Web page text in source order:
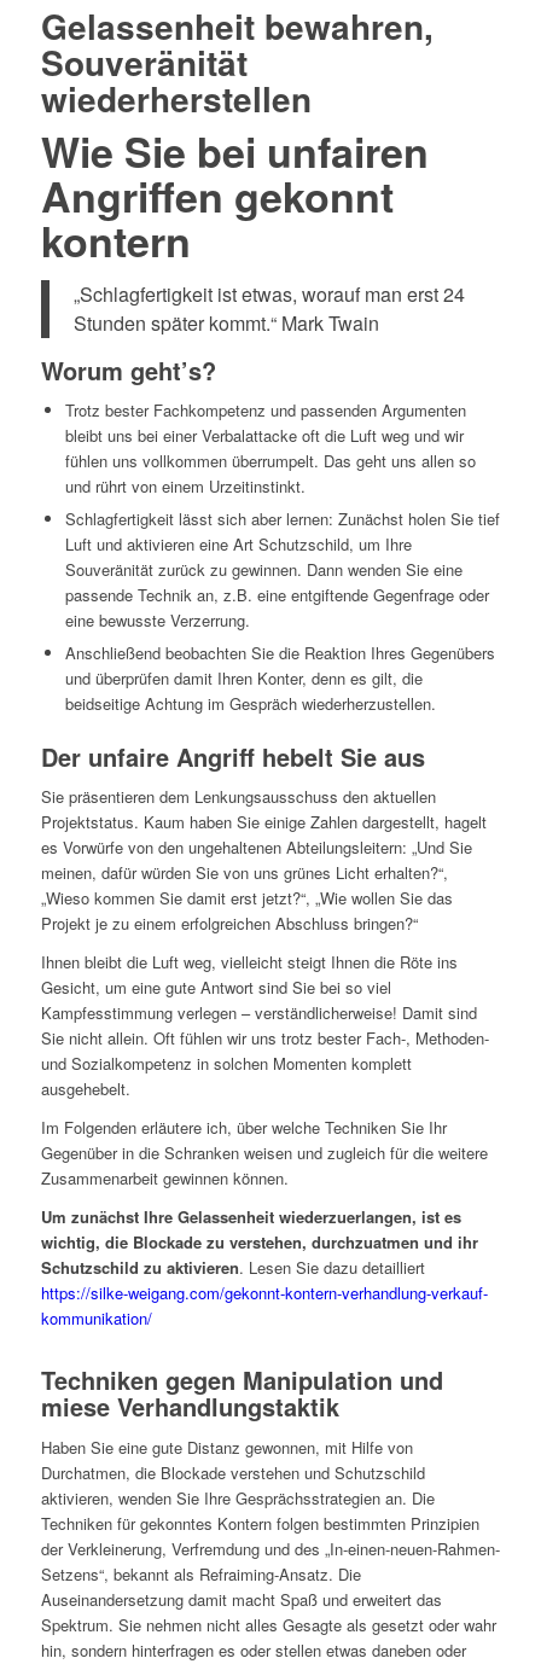
Gelassenheit bewahren,
Souveränität
wiederherstellen
Wie Sie bei unfairen
Angriffen gekonnt
kontern
„Schlagfertigkeit ist etwas, worauf man erst 24
Stunden später kommt.“ Mark Twain
Worum geht’s?
Trotz bester Fachkompetenz und passenden Argumenten
bleibt uns bei einer Verbalattacke oft die Luft weg und wir
fühlen uns vollkommen überrumpelt. Das geht uns allen so
und rührt von einem Urzeitinstinkt.
Schlagfertigkeit lässt sich aber lernen: Zunächst holen Sie tief
Luft und aktivieren eine Art Schutzschild, um Ihre
Souveränität zurück zu gewinnen. Dann wenden Sie eine
passende Technik an, z.B. eine entgiftende Gegenfrage oder
eine bewusste Verzerrung.
Anschließend beobachten Sie die Reaktion Ihres Gegenübers
und überprüfen damit Ihren Konter, denn es gilt, die
beidseitige Achtung im Gespräch wiederherzustellen.
Der unfaire Angriff hebelt Sie aus
Sie präsentieren dem Lenkungsausschuss den aktuellen
Projektstatus. Kaum haben Sie einige Zahlen dargestellt, hagelt
es Vorwürfe von den ungehaltenen Abteilungsleitern: „Und Sie
meinen, dafür würden Sie von uns grünes Licht erhalten?“,
„Wieso kommen Sie damit erst jetzt?“, „Wie wollen Sie das
Projekt je zu einem erfolgreichen Abschluss bringen?“
Ihnen bleibt die Luft weg, vielleicht steigt Ihnen die Röte ins
Gesicht, um eine gute Antwort sind Sie bei so viel
Kampfesstimmung verlegen – verständlicherweise! Damit sind
Sie nicht allein. Oft fühlen wir uns trotz bester Fach-, Methoden-
und Sozialkompetenz in solchen Momenten komplett
ausgehebelt.
Im Folgenden erläutere ich, über welche Techniken Sie Ihr
Gegenüber in die Schranken weisen und zugleich für die weitere
Zusammenarbeit gewinnen können.
Um zunächst Ihre Gelassenheit wiederzuerlangen, ist es
wichtig, die Blockade zu verstehen, durchzuatmen und ihr
Schutzschild zu aktivieren. Lesen Sie dazu detailliert
https://silke-weigang.com/gekonnt-kontern-verhandlung-verkauf-
kommunikation/
Techniken gegen Manipulation und
miese Verhandlungstaktik
Haben Sie eine gute Distanz gewonnen, mit Hilfe von
Durchatmen, die Blockade verstehen und Schutzschild
aktivieren, wenden Sie Ihre Gesprächsstrategien an. Die
Techniken für gekonntes Kontern folgen bestimmten Prinzipien
der Verkleinerung, Verfremdung und des „In-einen-neuen-Rahmen-
Setzens“, bekannt als Refraiming-Ansatz. Die
Auseinandersetzung damit macht Spaß und erweitert das
Spektrum. Sie nehmen nicht alles Gesagte als gesetzt oder wahr
hin, sondern hinterfragen es oder stellen etwas daneben oder